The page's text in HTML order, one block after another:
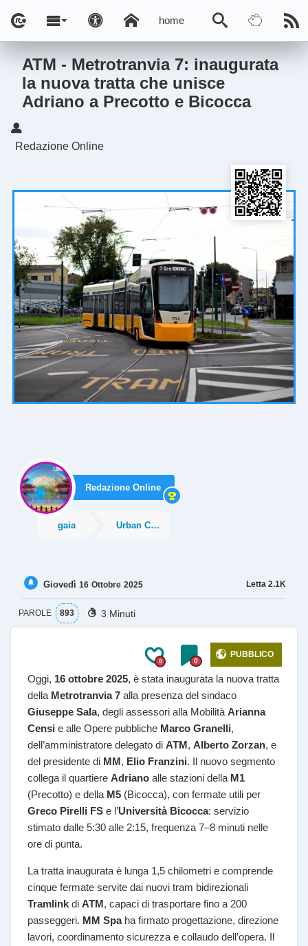
home
ATM - Metrotranvia 7: inaugurata
la nuova tratta che unisce
Adriano a Precotto e Bicocca
Redazione Online
Redazione Online
gaia Urban City
Letta 2.1K
Giovedì 16 Ottobre 2025
PAROLE 893 3 Minuti
0 0
PUBBLICO
Oggi, 16 ottobre 2025, è stata inaugurata la nuova tratta
della Metrotranvia 7 alla presenza del sindaco
Giuseppe Sala, degli assessori alla Mobilità Arianna
Censi e alle Opere pubbliche Marco Granelli,
dell’amministratore delegato di ATM, Alberto Zorzan, e
del presidente di MM, Elio Franzini. Il nuovo segmento
collega il quartiere Adriano alle stazioni della M1
(Precotto) e della M5 (Bicocca), con fermate utili per
Greco Pirelli FS e l’Università Bicocca: servizio
stimato dalle 5:30 alle 2:15, frequenza 7–8 minuti nelle
ore di punta.
La tratta inaugurata è lunga 1,5 chilometri e comprende
cinque fermate servite dai nuovi tram bidirezionali
Tramlink di ATM, capaci di trasportare fino a 200
passeggeri. MM Spaha firmato progettazione, direzione
lavori, coordinamento sicurezza e collaudo dell’opera. Il